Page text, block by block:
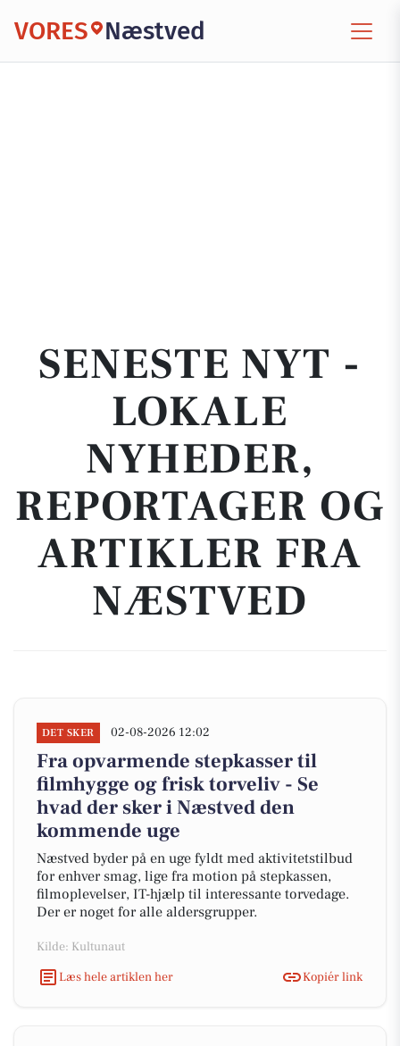
VORES Næstved
SENESTE NYT -
LOKALE
NYHEDER,
REPORTAGER OG
ARTIKLER FRA
NÆSTVED
DET SKER 02-08-2026 12:02
Fra opvarmende stepkasser til
filmhygge og frisk torveliv - Se
hvad der sker i Næstved den
kommende uge
Næstved byder på en uge fyldt med aktivitetstilbud
for enhver smag, lige fra motion på stepkassen,
filmoplevelser, IT-hjælp til interessante torvedage.
Der er noget for alle aldersgrupper.
Kilde: Kultunaut
Læs hele artiklen her
Kopiér link